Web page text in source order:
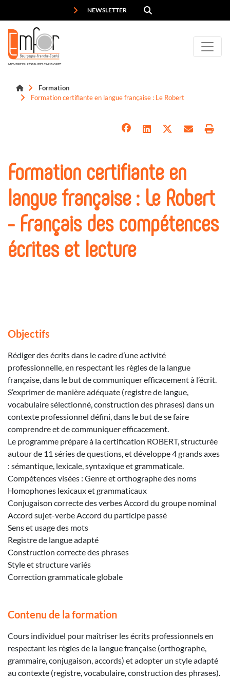
NEWSLETTER
MEMBRE DU RÉSEAU DES CARIF-OREF
Formation
Formation certifiante en langue française : Le Robert
Formation certifiante en
langue française : Le Robert
- Français des compétences
écrites et lecture
Objectifs
Rédiger des écrits dans le cadre d’une activité
professionnelle, en respectant les règles de la langue
française, dans le but de communiquer efficacement à l’écrit.
S’exprimer de manière adéquate (registre de langue,
vocabulaire sélectionné, construction des phrases) dans un
contexte professionnel défini, dans le but de se faire
comprendre et de communiquer efficacement.
Le programme prépare à la certification ROBERT, structurée
autour de 11 séries de questions, et développe 4 grands axes
: sémantique, lexicale, syntaxique et grammaticale.
Compétences visées : Genre et orthographe des noms
Homophones lexicaux et grammaticaux
Conjugaison correcte des verbes Accord du groupe nominal
Accord sujet-verbe Accord du participe passé
Sens et usage des mots
Registre de langue adapté
Construction correcte des phrases
Style et structure variés
Correction grammaticale globale
Contenu de la formation
Cours individuel pour maîtriser les écrits professionnels en
respectant les règles de la langue française (orthographe,
grammaire, conjugaison, accords) et adopter un style adapté
au contexte (registre, vocabulaire, construction des phrases).
Panneau de gestion des cookies